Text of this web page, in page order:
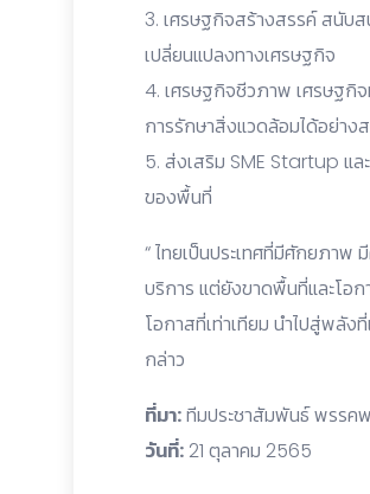
3. เศรษฐกิจสร้างสรรค์ สนับ
เปลี่ยนแปลงทางเศรษฐกิจ
4. เศรษฐกิจชีวภาพ เศรษฐกิ
การรักษาสิ่งแวดล้อมได้อย่าง
5. ส่งเสริม SME Startup แ
ของพื้นที่
“ ไทยเป็นประเทศที่มีศักยภา
บริการ แต่ยังขาดพื้นที่และโอก
โอกาสที่เท่าเทียม นำไปสู่พลัง
กล่าว
ที่มา:ทีมประชาสัมพันธ์ พรรค
วันที่: 21 ตุลาคม 2565